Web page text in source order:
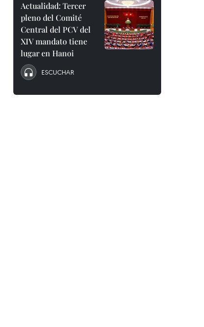
Actualidad: Tercer
pleno del Comité
Central del PCV del
XIV mandato tiene
lugar en Hanoi
ESCUCHAR